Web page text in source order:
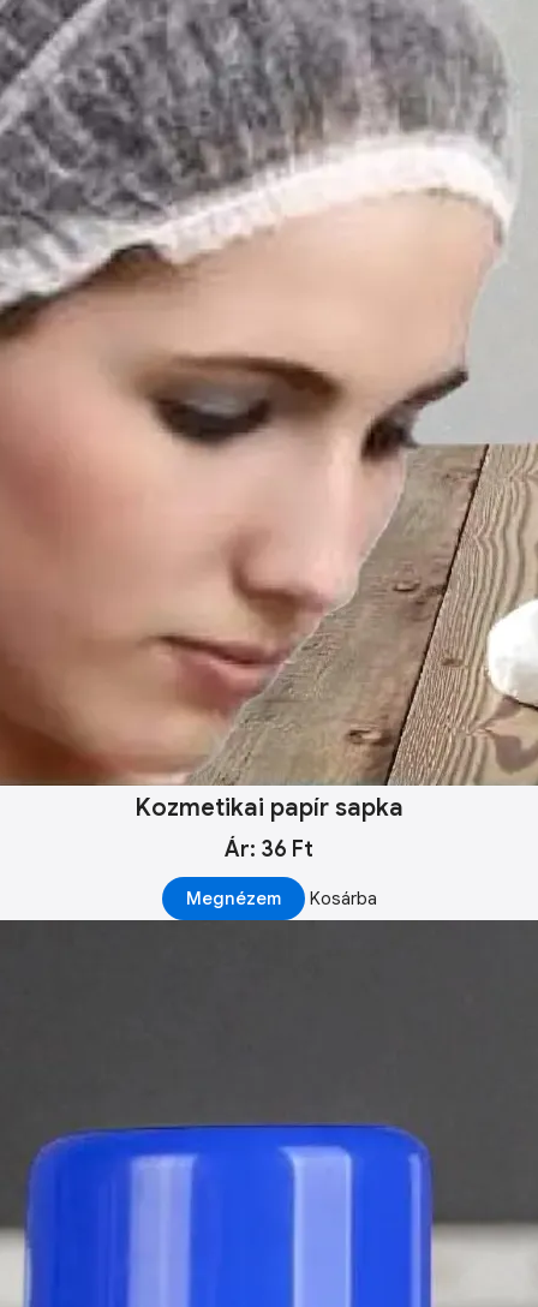
Kozmetikai papír sapka
Ár: 36 Ft
Megnézem Kosárba